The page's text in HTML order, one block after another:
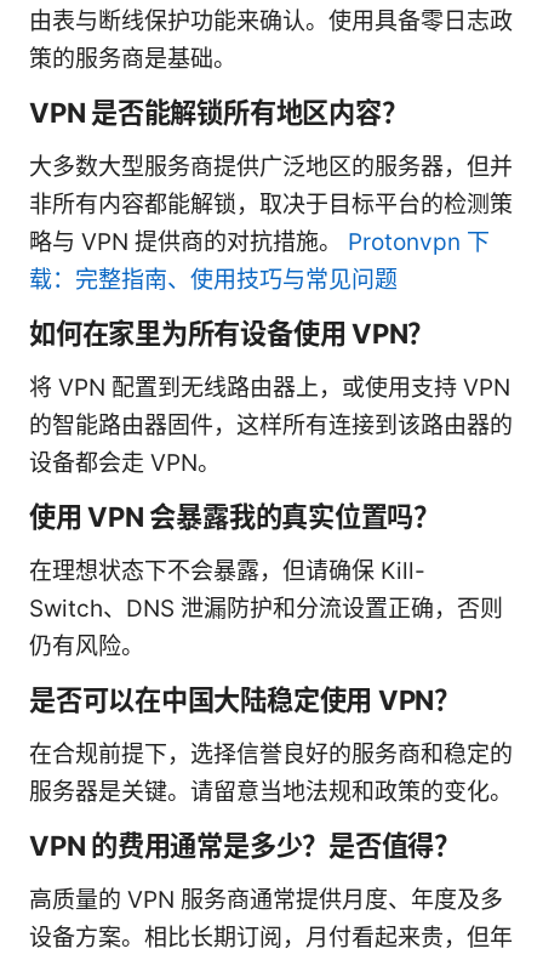
由表与断线保护功能来确认。使用具备零日志政
策的服务商是基础。
VPN 是否能解锁所有地区内容？
大多数大型服务商提供广泛地区的服务器，但并
非所有内容都能解锁，取决于目标平台的检测策
略与 VPN 提供商的对抗措施。 Protonvpn 下
载：完整指南、使用技巧与常见问题
如何在家里为所有设备使用 VPN？
将 VPN 配置到无线路由器上，或使用支持 VPN
的智能路由器固件，这样所有连接到该路由器的
设备都会走 VPN。
使用 VPN 会暴露我的真实位置吗？
在理想状态下不会暴露，但请确保 Kill-
Switch、DNS 泄漏防护和分流设置正确，否则
仍有风险。
是否可以在中国大陆稳定使用 VPN？
在合规前提下，选择信誉良好的服务商和稳定的
服务器是关键。请留意当地法规和政策的变化。
VPN 的费用通常是多少？是否值得？
高质量的 VPN 服务商通常提供月度、年度及多
设备方案。相比长期订阅，月付看起来贵，但年